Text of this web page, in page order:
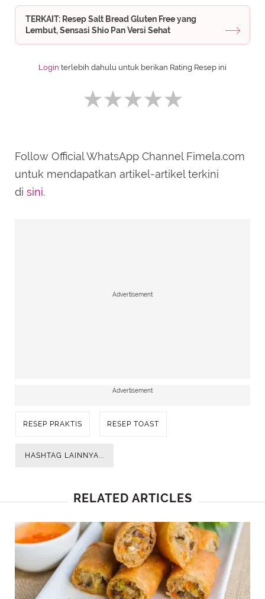
TERKAIT: Resep Salt Bread Gluten Free yang
Lembut, Sensasi Shio Pan Versi Sehat
Login terlebih dahulu untuk berikan Rating Resep ini
SUBMIT REVIEW
Follow Official WhatsApp Channel Fimela.com
untuk mendapatkan artikel-artikel terkini
di sini.
Advertisement
Advertisement
RESEP PRAKTIS RESEP TOAST
HASHTAG LAINNYA...
RELATED ARTICLES